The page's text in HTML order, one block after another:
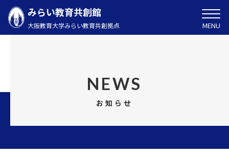
みらい教育共創館
大阪教育大学みらい教育共創拠点 MENU
NEWS
お知らせ